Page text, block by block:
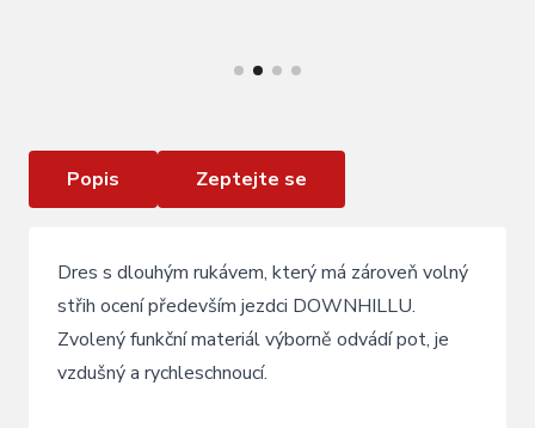
Popis Zeptejte se
Dres s dlouhým rukávem, který má zároveň volný
střih ocení především jezdci DOWNHILLU.
Zvolený funkční materiál výborně odvádí pot, je
vzdušný a rychleschnoucí.